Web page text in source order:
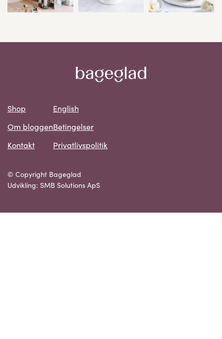
Shop
Om bloggen
Kontakt
English
Betingelser
Privatlivspolitik
© Copyright Bageglad
Udvikling: SMB Solutions ApS